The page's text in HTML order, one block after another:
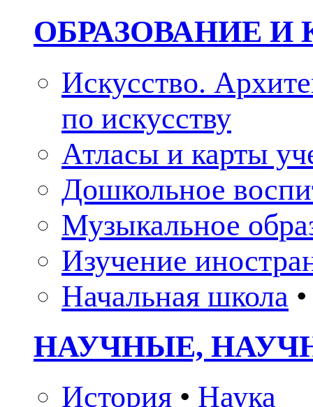
ОБРАЗОВАНИЕ И
Искусство.
по искусству
Атласы и карты
Дошкольное
Музыкальное
Изучение
Начальная школа •
НАУЧНЫЕ,
История • Наука